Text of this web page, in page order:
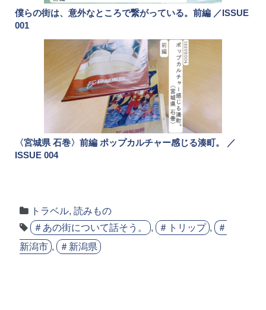
僕らの街は、意外なところで繋がっている。前編 ／ISSUE
001
〈宮城県 石巻〉前編 ポップカルチャー感じる湊町。 ／
ISSUE 004
トラベル,読みもの
＃あの街について話そう。
, ＃トリップ , ＃
新潟市 , ＃新潟県